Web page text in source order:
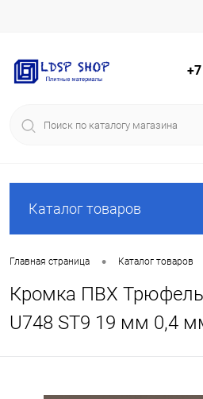
Каталог товаров
Главная страница • Каталог товаров
Кромка ПВХ
U748 ST9 19 мм 0,4